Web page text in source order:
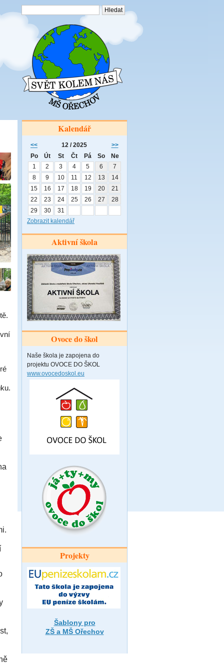
Kalendář
<< 12 / 2025
>>
Po
Út St Čt Pá So
Ne
1
2 3 4 5 6
7
8
9 10 11 12 13
14
15
16 17 18 19 20
21
22
23 24 25 26 27
28
29
30
31
Zobrazit kalendář
Aktivní škola
Ovoce do škol
Naše škola je zapojena do
projektu OVOCE DO ŠKOL
www.ovocedoskol.eu
Projekty
Šablony pro
ZŠ a MŠ Ořechov